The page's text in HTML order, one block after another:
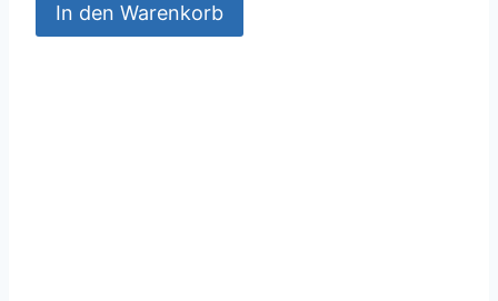
In den Warenkorb